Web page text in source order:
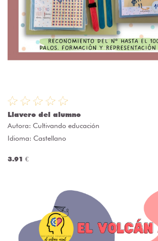
Llavero del alumno
Autora: Cultivando educación
Idioma: Castellano
3.91 €